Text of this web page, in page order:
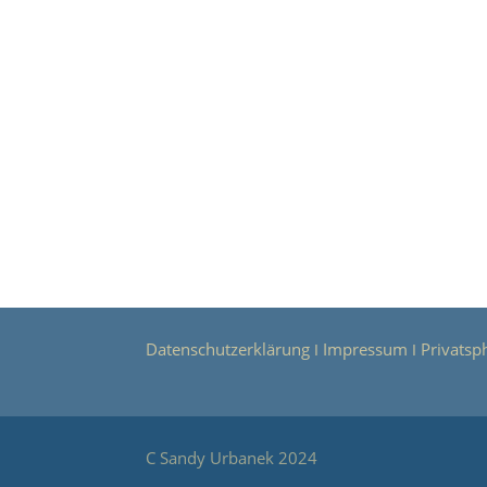
Datenschutzerklärung Ι Impressum Ι
C Sandy Urbanek 2024